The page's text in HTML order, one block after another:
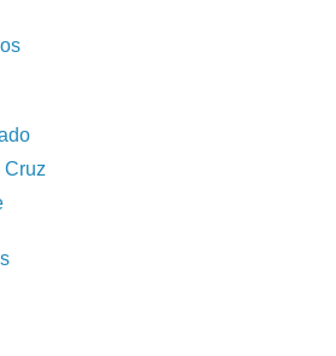
Cruz